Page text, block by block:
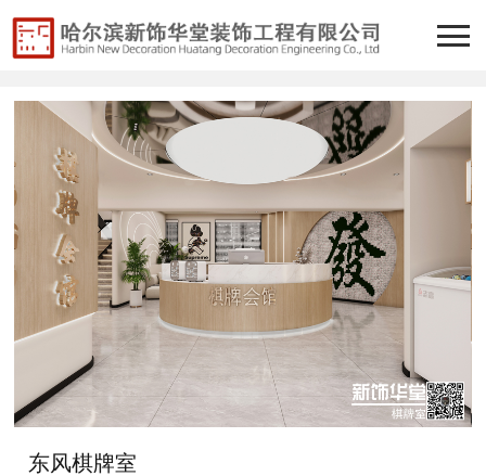
东风棋牌室